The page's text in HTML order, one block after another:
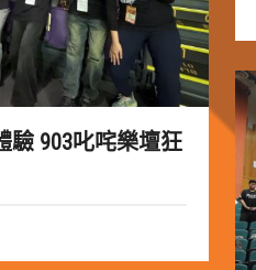
驗 903叱咤樂壇狂